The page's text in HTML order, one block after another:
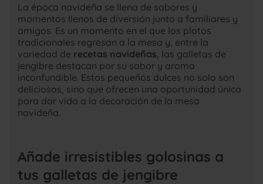
La época navideña se llena de sabores y
momentos llenos de diversión junto a familiares y
amigos. Es un momento en el que los platos
tradicionales regresan a la mesa y, entre la
variedad de recetas navideñas , las galletas de
jengibre destacan por su sabor y aroma
inconfundible. Estos pequeños dulces no solo son
deliciosos, sino que ofrecen una oportunidad única
para dar vida a la decoración de la mesa
navideña.
Añade irresistibles golosinas a
tus galletas de jengibre